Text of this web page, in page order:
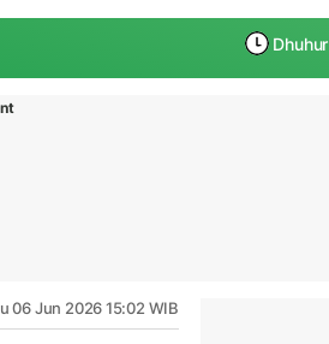
Dhuhur
06 Jun 2026 15:02 WIB